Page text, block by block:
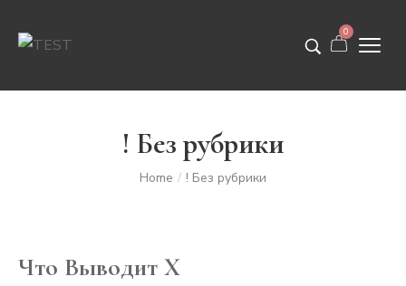
0
! Без рубрики
Home / ! Без рубрики
Что Выводит X